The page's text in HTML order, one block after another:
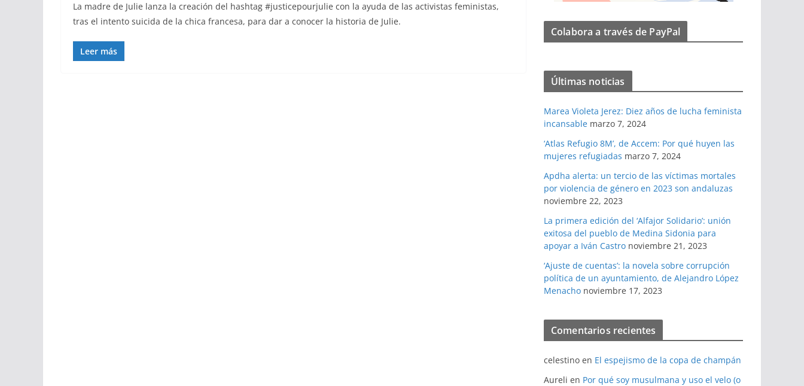
La madre de Julie lanza la creación del hashtag #justicepourjulie con la ayuda de las activistas feministas,
tras el intento suicida de la chica francesa, para dar a conocer la historia de Julie.
Leer más
Colabora a través de PayPal
Últimas noticias
Marea Violeta Jerez: Diez años de lucha feminista
incansable marzo 7, 2024
‘Atlas Refugio 8M’, de Accem: Por qué huyen las
mujeres refugiadas marzo 7, 2024
Apdha alerta: un tercio de las víctimas mortales
por violencia de género en 2023 son andaluzas
noviembre 22, 2023
La primera edición del ‘Alfajor Solidario’: unión
exitosa del pueblo de Medina Sidonia para
apoyar a Iván Castro noviembre 21, 2023
‘Ajuste de cuentas’: la novela sobre corrupción
política de un ayuntamiento, de Alejandro López
Menacho noviembre 17, 2023
Comentarios recientes
celestino en El espejismo de la copa de champán
Aureli en Por qué soy musulmana y uso el velo (o